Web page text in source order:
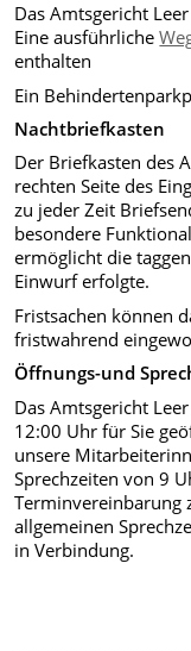
Das Amtsgericht
Eine ausführliche
enthalten
Ein
Nachtbriefkasten
Der Briefkasten des
rechten Seite des
zu jeder Zeit
besondere
ermöglicht die
Einwurf erfolgte.
Fristsachen können
fristwahrend
Öffnungs-und
Das Amtsgericht
12:00 Uhr für Sie
unsere
Sprechzeiten von 9
Terminvereinbarung
allgemeinen
in Verbindung.